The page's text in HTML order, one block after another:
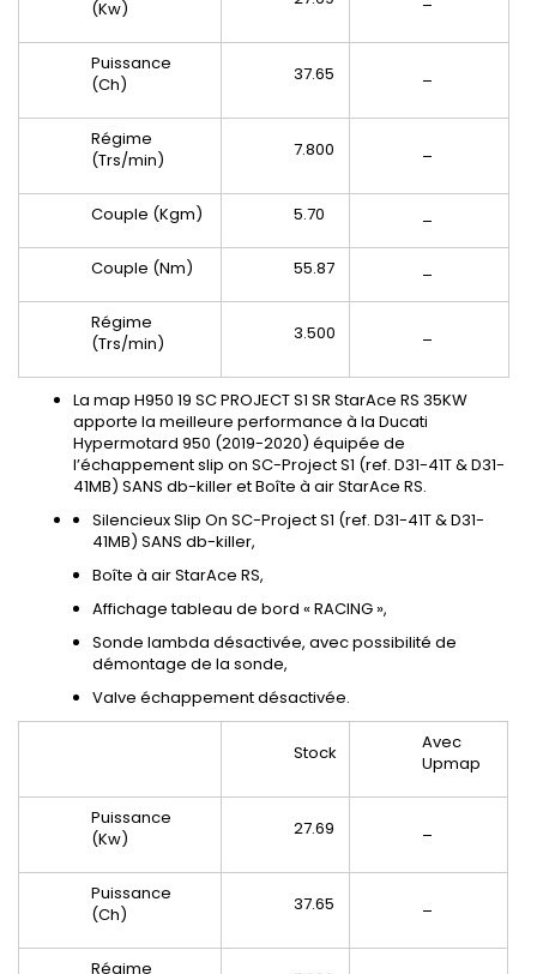
(Kw)
Puissance
(Ch)
37.65
Régime
(Trs/min)
7.800
Couple (Kgm) 5.70
Couple (Nm) 55.87
Régime
(Trs/min)
3.500
La map H950 19 SC PROJECT S1 SR StarAce RS 35KW
apporte la meilleure performance à la Ducati
Hypermotard 950 (2019-2020) équipée de
l’échappement slip on SC-Project S1 (ref. D31-41T & D31-
41MB) SANS db-killer et Boîte à air StarAce RS.
Silencieux Slip On SC-Project S1 (ref. D31-41T & D31-
41MB) SANS db-killer,
Boîte à air StarAce RS,
Affichage tableau de bord « RACING »,
Sonde lambda désactivée, avec possibilité de
démontage de la sonde,
Valve échappement désactivée.
Stock
Avec
Upmap
Puissance
(Kw)
27.69
Puissance
(Ch)
37.65
Régime